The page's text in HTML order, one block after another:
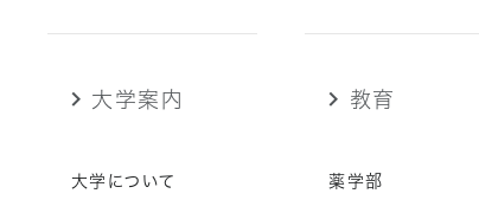
大学案内
大学について
教育
薬学部